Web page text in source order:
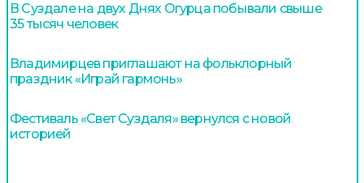
В Суздале на двух Днях Огурца побывали свыше
35 тысяч человек
Владимирцев приглашают на фольклорный
праздник «Играй гармонь»
Фестиваль «Свет Суздаля» вернулся с новой
историей